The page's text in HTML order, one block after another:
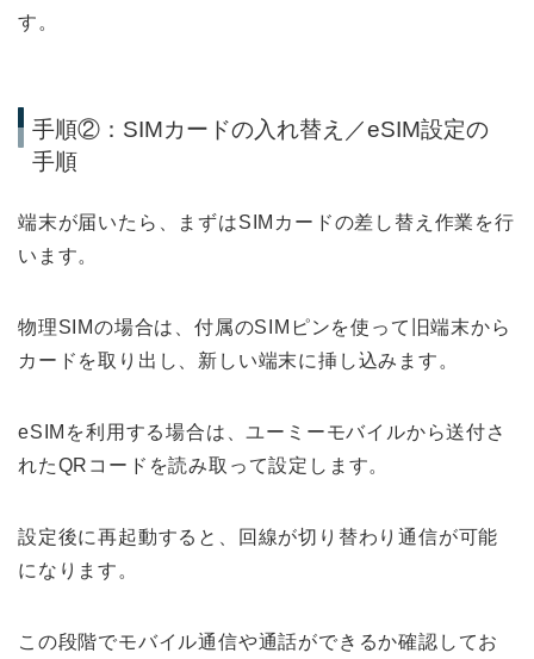
す。
手順②：SIMカードの入れ替え／eSIM設定の
手順
端末が届いたら、まずはSIMカードの差し替え作業を行
います。
物理SIMの場合は、付属のSIMピンを使って旧端末から
カードを取り出し、新しい端末に挿し込みます。
eSIMを利用する場合は、ユーミーモバイルから送付さ
れたQRコードを読み取って設定します。
設定後に再起動すると、回線が切り替わり通信が可能
になります。
この段階でモバイル通信や通話ができるか確認してお